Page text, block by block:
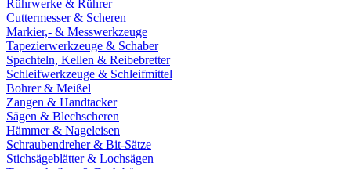
Rührwerke & Rührer
Cuttermesser & Scheren
Markier,- & Messwerkzeuge
Tapezierwerkzeuge & Schaber
Spachteln, Kellen & Reibebretter
Schleifwerkzeuge & Schleifmittel
Bohrer & Meißel
Zangen & Handtacker
Sägen & Blechscheren
Hämmer & Nageleisen
Schraubendreher & Bit-Sätze
Stichsägeblätter & Lochsägen